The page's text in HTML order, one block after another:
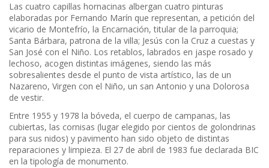
Las cuatro capillas hornacinas albergan cuatro pinturas
elaboradas por Fernando Marín que representan, a petición del
vicario de Montefrío, la Encarnación, titular de la parroquia;
Santa Bárbara, patrona de la villa; Jesús con la Cruz a cuestas y
San José con el Niño. Los retablos, labrados en jaspe rosado y
lechoso, acogen distintas imágenes, siendo las más
sobresalientes desde el punto de vista artístico, las de un
Nazareno, Virgen con el Niño, un san Antonio y una Dolorosa
de vestir.
Entre 1955 y 1978 la bóveda, el cuerpo de campanas, las
cubiertas, las cornisas (lugar elegido por cientos de golondrinas
para sus nidos) y pavimento han sido objeto de distintas
reparaciones y limpieza. El 27 de abril de 1983 fue declarada BIC
en la tipología de monumento.